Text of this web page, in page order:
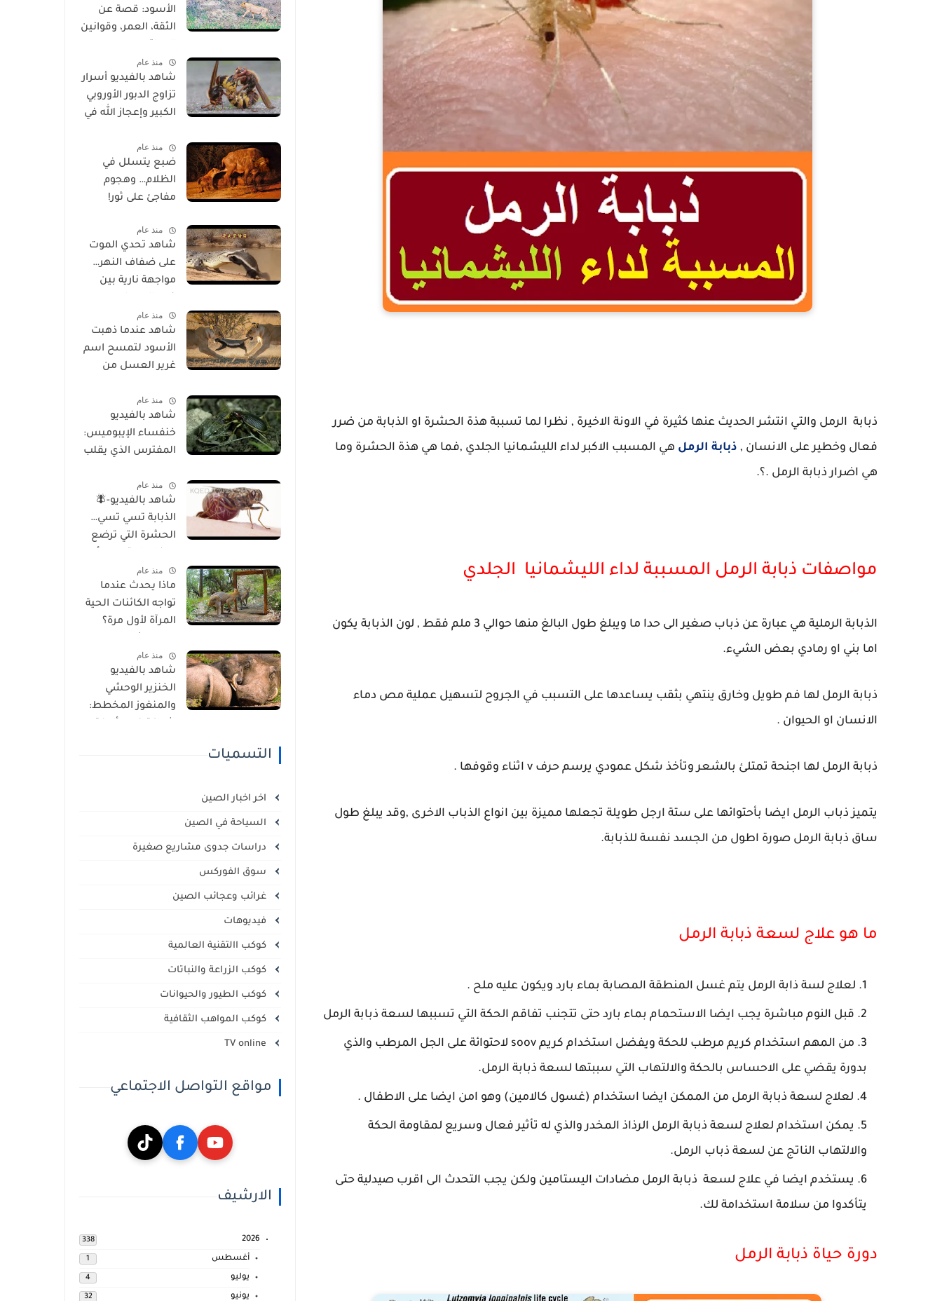
ذبابة الرمل والتي انتشر الحديث عنها كثيرة في الاونة الاخيرة , نظرا لما تسببة هذة الحشرة او الذبابة من ضرر
فعال وخطير على الانسان , ذبابة الرمل هي المسبب الاكبر لداء الليشمانيا الجلدي ,فما هي هذة الحشرة وما
هي اضرار ذبابة الرمل .؟.
مواصفات ذبابة الرمل المسببة لداء الليشمانيا الجلدي
الذبابة الرملية هي عبارة عن ذباب صغير الى حدا ما ويبلغ طول البالغ منها حوالي 3 ملم فقط , لون الذبابة يكون
اما بني او رمادي بعض الشيء.
ذبابة الرمل لها فم طويل وخارق ينتهي بثقب يساعدها على التسبب في الجروح لتسهيل عملية مص دماء
الانسان او الحيوان .
ذبابة الرمل لها اجنحة تمتلئ بالشعر وتأخذ شكل عمودي يرسم حرف v اثناء وقوفها .
يتميز ذباب الرمل ايضا بأحتوائها على ستة ارجل طويلة تجعلها مميزة بين انواع الذباب الاخرى ,وقد يبلغ طول
ساق ذبابة الرمل صورة اطول من الجسد نفسة للذبابة.
ما هو علاج لسعة ذبابة الرمل
لعلاج لسة ذابة الرمل يتم غسل المنطقة المصابة بماء بارد ويكون عليه ملح .
قبل النوم مباشرة يجب ايضا الاستحمام بماء بارد حتى تتجنب تفاقم الحكة التي تسببها لسعة ذبابة الرمل
من المهم استخدام كريم مرطب للحكة ويفضل استخدام كريم soov لاحتوائة على الجل المرطب والذي
بدورة يقضي على الاحساس بالحكة والالتهاب التي سببتها لسعة ذبابة الرمل.
لعلاج لسعة ذبابة الرمل من الممكن ايضا استخدام (غسول كالامين) وهو امن ايضا على الاطفال .
يمكن استخدام لعلاج لسعة ذبابة الرمل الرذاذ المخدر والذي له تأثير فعال وسريع لمقاومة الحكة
والالتهاب الناتج عن لسعة ذباب الرمل.
يستخدم ايضا في علاج لسعة ذبابة الرمل مضادات اليستامين ولكن يجب التحدث الى اقرب صيدلية حتى
يتأكدوا من سلامة استخدامة لك.
دورة حياة ذبابة الرمل
الأسود: قصة عن
الثقة، العمر، وقوانين
منذ عام
شاهد بالفيديو أسرار
تزاوج الدبور الأوروبي
الكبير وإعجاز الله في
منذ عام
ضبع يتسلل في
الظلام… وهجوم
مفاجئ على ثور!
منذ عام
شاهد تحدي الموت
على ضفاف النهر…
مواجهة نارية بين
وتمساح شرس
منذ عام
شاهد عندما ذهبت
الأسود لتمسح اسم
غرير العسل من
منذ عام
شاهد بالفيديو
خنفساء الإيبوميس:
المفترس الذي يقلب
منذ عام
شاهد بالفيديو-🪰
الذبابة تسي تسي…
الحشرة التي ترضع
أخطر الأمراض في
إفريقيا!
منذ عام
ماذا يحدث عندما
تواجه الكائنات الحية
المرآة لأول مرة؟
للسلوك والوعي
الذاتي
منذ عام
شاهد بالفيديو
الخنزير الوحشي
والمنغوز المخطط:
التسميات
اخر اخبار الصين
السياحة في الصين
دراسات جدوى مشاريع صغيرة
سوق الفوركس
غرائب وعجائب الصين
فيديوهات
كوكب االتقنية العالمية
كوكب الزراعة والنباتات
كوكب الطيور والحيوانات
كوكب المواهب الثقافية
مواقع التواصل الاجتماعي
الارشيف
2026
338
أغسطس 1
يوليو 4
يونيو 32